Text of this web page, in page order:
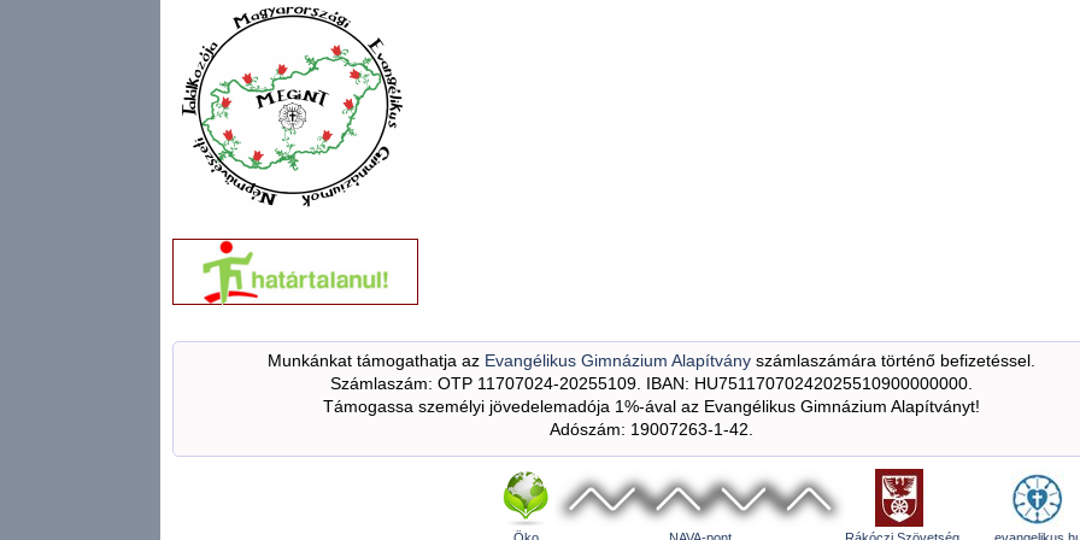
Munkánkat támogathatja az Evangélikus Gimnázium Alapítványszámlaszámára történő befizetéssel.
Számlaszám: OTP 11707024-20255109. IBAN: HU75117070242025510900000000.
Támogassa személyi jövedelemadója 1%-ával az Evangélikus Gimnázium Alapítványt!
Adószám: 19007263-1-42.